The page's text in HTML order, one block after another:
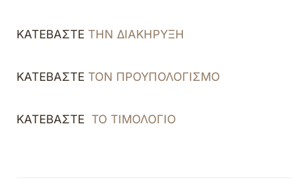
ΚΑΤΕΒΑΣΤΕ ΤΗΝ ΔΙΑΚΗΡΥΞΗ
ΚΑΤΕΒΑΣΤΕ ΤΟΝ ΠΡΟΥΠΟΛΟΓΙΣΜΟ
ΚΑΤΕΒΑΣΤΕ ΤΟ ΤΙΜΟΛΟΓΙΟ